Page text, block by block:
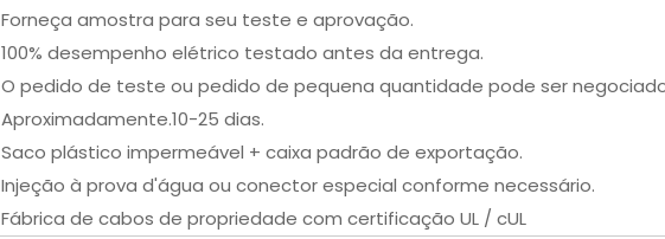
Forneça amostra para seu teste e aprovação.
100% desempenho elétrico testado antes da entrega.
O pedido de teste ou pedido de pequena quantidade pode ser
Aproximadamente.10-25 dias.
Saco plástico impermeável + caixa padrão de exportação.
Injeção à prova d'água ou conector especial conforme necessário.
Fábrica de cabos de propriedade com certificação UL / cUL